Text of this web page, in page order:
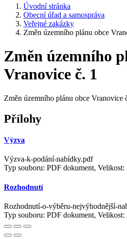
Úvodní stránka
Obecní úřad a samospráva
Veřejné zakázky
Změn územního plánu obce
Změn územního
Vranovice č. 1
Změn územního plánu obce Vranovice
Přílohy
Výzva
Výzva-k-podání-nabídky.pdf
Typ souboru: PDF dokument, Velikost:
Rozhodnutí
Rozhodnutí-o-výběru-nejvýhodnější-
Typ souboru: PDF dokument, Velikost: